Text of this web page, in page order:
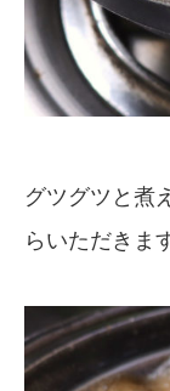
グツグツと煮
らいただきま